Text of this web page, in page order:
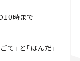
10時まで
」と「はんだ」